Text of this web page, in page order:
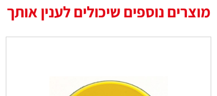
מוצרים נוספים שיכולים לענין אותך